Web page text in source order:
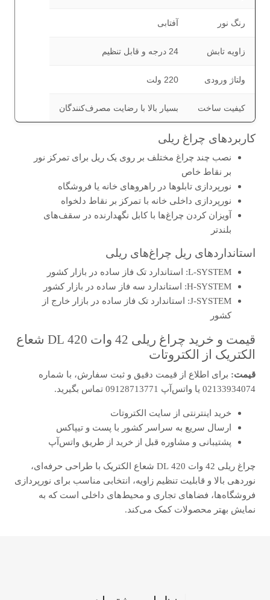
رنگ نور آفتابی
زاویه تابش 24 درجه و قابل تنظیم
ولتاژ ورودی 220 ولت
کیفیت ساخت بسیار بالا با رضایت مصرف‌کنندگان
کاربردهای چراغ ریلی
نصب چند چراغ مختلف بر روی یک ریل برای تمرکز نور
بر نقاط خاص
نورپردازی تابلوها در راهروهای خانه یا فروشگاه
نورپردازی داخلی خانه با تمرکز بر نقاط دلخواه
آویزان کردن چراغ‌ها با کابل نگهدارنده در سقف‌های
بلندتر
استانداردهای ریل چراغ‌های ریلی
L-SYSTEM: استاندارد تک فاز ساده در بازار کشور
H-SYSTEM: استاندارد سه فاز ساده در بازار کشور
J-SYSTEM: استاندارد تک فاز ساده در بازار خارج از
کشور
قیمت و خرید چراغ ریلی 42 وات 420 DL شعاع
الکتریک از الکتروتات
قیمت: برای اطلاع از قیمت دقیق و ثبت سفارش، با شماره
02133934074 یا واتس‌آپ 09128713771 تماس بگیرید.
خرید اینترنتی از سایت الکتروتات
ارسال سریع به سراسر کشور با پست و تیپاکس
پشتیبانی و مشاوره قبل از خرید از طریق واتس‌آپ
چراغ ریلی 42 وات 420 DL شعاع الکتریک با طراحی حرفه‌ای،
نوردهی بالا و قابلیت تنظیم زاویه، انتخابی مناسب برای نورپردازی
فروشگاه‌ها، فضاهای تجاری و محیط‌های داخلی است که به
نمایش بهتر محصولات کمک می‌کند.